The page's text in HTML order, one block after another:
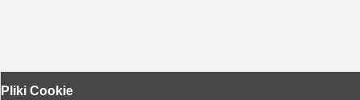
Pliki Cookie